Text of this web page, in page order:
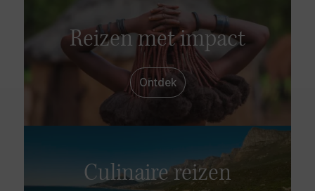
Reizen met impact
Ontdek
Culinaire reizen